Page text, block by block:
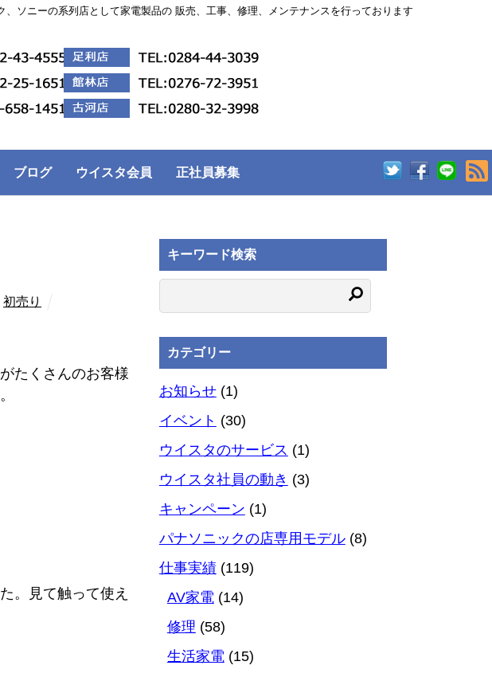
ソニーの系列店として家電製品の 販売、工事、修理、メンテナンスを行っております
ブログ ウイスタ会員 正社員募集
初売り
たくさんのお客様
。見て触って使え
キーワード検索
カテゴリー
お知らせ(1)
イベント (30)
ウイスタのサービス (1)
ウイスタ社員の動き (3)
キャンペーン (1)
パナソニックの店専用モデル(8)
仕事実績(119)
AV家電(14)
修理 (58)
生活家電(15)